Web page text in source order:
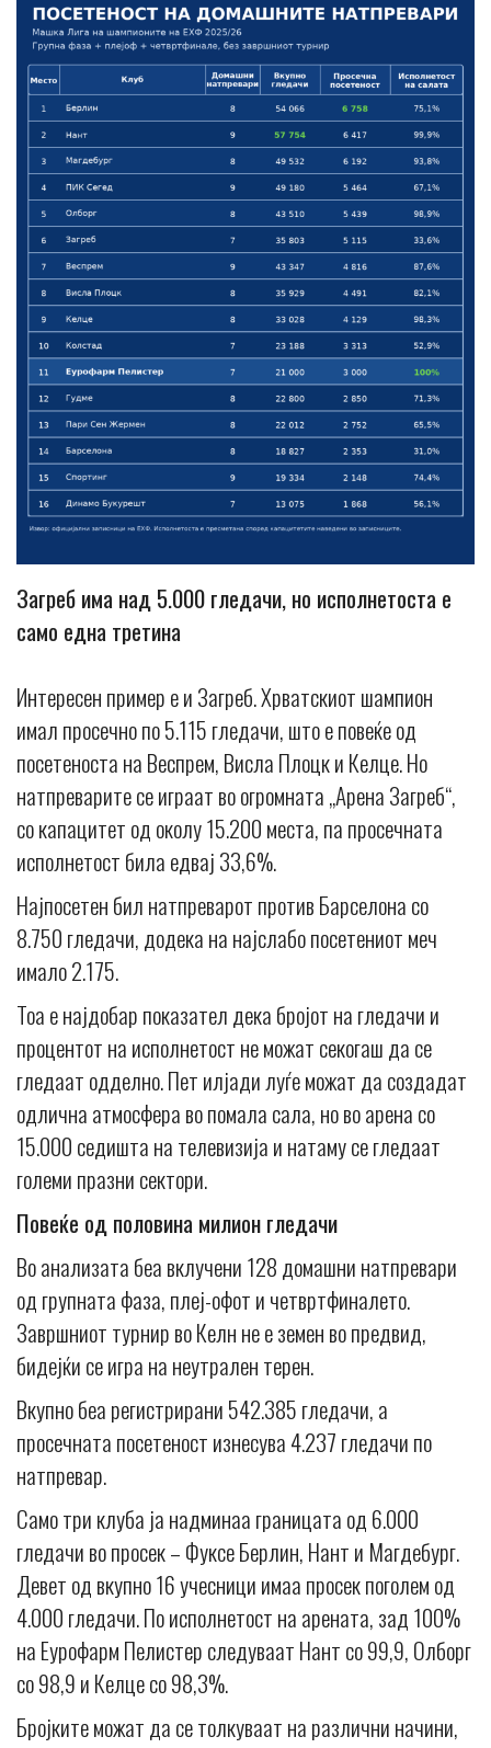
Загреб има над 5.000 гледачи, но исполнетоста е
само една третина
Интересен пример е и Загреб. Хрватскиот шампион
имал просечно по 5.115 гледачи, што е повеќе од
посетеноста на Веспрем, Висла Плоцк и Келце. Но
натпреварите се играат во огромната „Арена Загреб“,
со капацитет од околу 15.200 места, па просечната
исполнетост била едвај 33,6%.
Најпосетен бил натпреварот против Барселона со
8.750 гледачи, додека на најслабо посетениот меч
имало 2.175.
Тоа е најдобар показател дека бројот на гледачи и
процентот на исполнетост не можат секогаш да се
гледаат одделно. Пет илјади луѓе можат да создадат
одлична атмосфера во помала сала, но во арена со
15.000 седишта на телевизија и натаму се гледаат
големи празни сектори.
Повеќе од половина милион гледачи
Во анализата беа вклучени 128 домашни натпревари
од групната фаза, плеј-офот и четвртфиналето.
Завршниот турнир во Келн не е земен во предвид,
бидејќи се игра на неутрален терен.
Вкупно беа регистрирани 542.385 гледачи, а
просечната посетеност изнесува 4.237 гледачи по
натпревар.
Само три клуба ја надминаа границата од 6.000
гледачи во просек – Фуксе Берлин, Нант и Магдебург.
Девет од вкупно 16 учесници имаа просек поголем од
4.000 гледачи. По исполнетост на арената, зад 100%
на Еурофарм Пелистер следуваат Нант со 99,9, Олборг
со 98,9 и Келце со 98,3%.
Бројките можат да се толкуваат на различни начини,